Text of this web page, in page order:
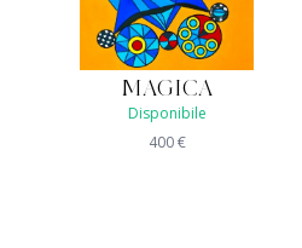
MAGICA
Disponibile
400€